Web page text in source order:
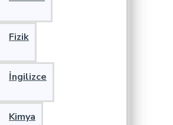
Fizik
İngilizce
Kimya